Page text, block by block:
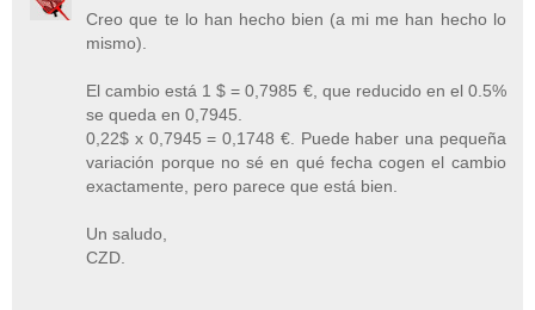
Creo que te lo han hecho bien (a mi me han hecho lo
mismo).
El cambio está 1 $ = 0,7985 €, que reducido en el 0.5%
se queda en 0,7945.
0,22$ x 0,7945 = 0,1748 €. Puede haber una pequeña
variación porque no sé en qué fecha cogen el cambio
exactamente, pero parece que está bien.
Un saludo,
CZD.